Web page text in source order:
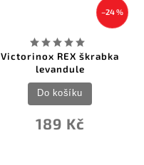
–24 %
Victorinox REX škrabka
levandule
189 Kč
Do košíku